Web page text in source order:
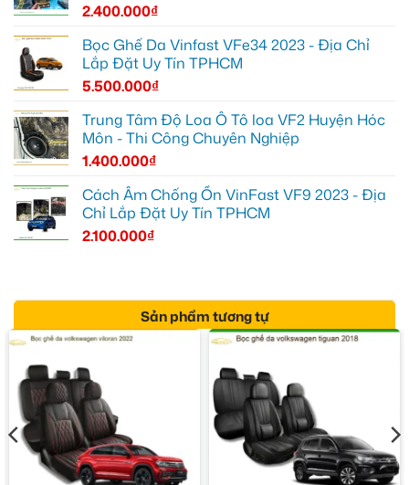
2.400.000₫
Bọc Ghế Da Vinfast VFe34 2023 - Địa Chỉ
Lắp Đặt Uy Tín TPHCM
5.500.000₫
Trung Tâm Độ Loa Ô Tô loa VF2 Huyện Hóc
Môn - Thi Công Chuyên Nghiệp
1.400.000₫
Cách Âm Chống Ồn VinFast VF9 2023 - Địa
Chỉ Lắp Đặt Uy Tín TPHCM
2.100.000₫
Sản phẩm tương tự